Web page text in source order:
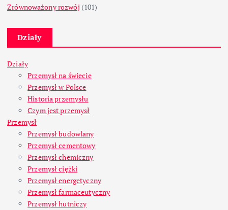
Zrównoważony rozwój (101)
Działy
Działy
Przemysł na świecie
Przemysł w Polsce
Historia przemysłu
Czym jest przemysł
Przemysł
Przemysł budowlany
Przemysł cementowy
Przemysł chemiczny
Przemysł ciężki
Przemysł energetyczny
Przemysł farmaceutyczny
Przemysł hutniczy